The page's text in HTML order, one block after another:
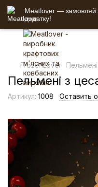
Meatlover — замовляй
додатку!
FrozenLover
Пельмені з
Артикул: 1008 Оставить